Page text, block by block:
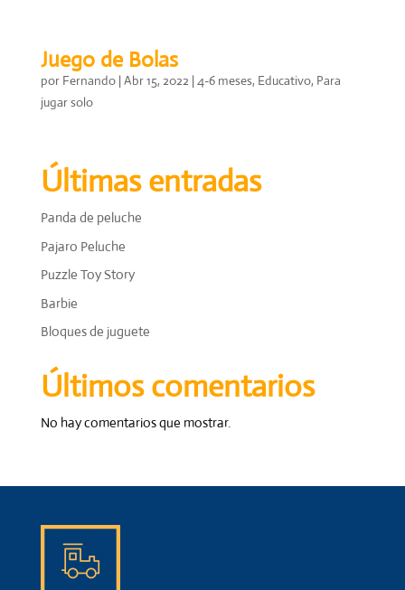
Juego de Bolas
por Fernando| Abr 15, 2022 | 4-6 meses, Educativo, Para
jugar solo
Últimas entradas
Panda de peluche
Pajaro Peluche
Puzzle Toy Story
Barbie
Bloques de juguete
Últimos comentarios
No hay comentarios que mostrar.